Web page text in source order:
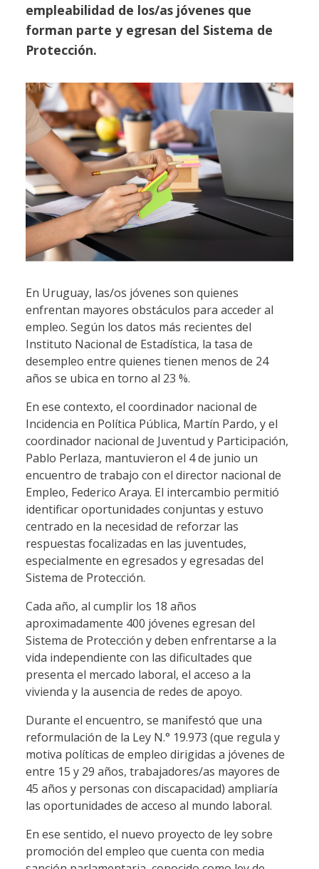
empleabilidad de los/as jóvenes que
forman parte y egresan del Sistema de
Protección.
En Uruguay, las/os jóvenes son quienes
enfrentan mayores obstáculos para acceder al
empleo. Según los datos más recientes del
Instituto Nacional de Estadística, la tasa de
desempleo entre quienes tienen menos de 24
años se ubica en torno al 23 %.
En ese contexto, el coordinador nacional de
Incidencia en Política Pública, Martín Pardo, y el
coordinador nacional de Juventud y Participación,
Pablo Perlaza, mantuvieron el 4 de junio un
encuentro de trabajo con el director nacional de
Empleo, Federico Araya. El intercambio permitió
identificar oportunidades conjuntas y estuvo
centrado en la necesidad de reforzar las
respuestas focalizadas en las juventudes,
especialmente en egresados y egresadas del
Sistema de Protección.
Cada año, al cumplir los 18 años
aproximadamente 400 jóvenes egresan del
Sistema de Protección y deben enfrentarse a la
vida independiente con las dificultades que
presenta el mercado laboral, el acceso a la
vivienda y la ausencia de redes de apoyo.
Durante el encuentro, se manifestó que una
reformulación de la Ley N.° 19.973 (que regula y
motiva políticas de empleo dirigidas a jóvenes de
entre 15 y 29 años, trabajadores/as mayores de
45 años y personas con discapacidad) ampliaría
las oportunidades de acceso al mundo laboral.
En ese sentido, el nuevo proyecto de ley sobre
promoción del empleo que cuenta con media